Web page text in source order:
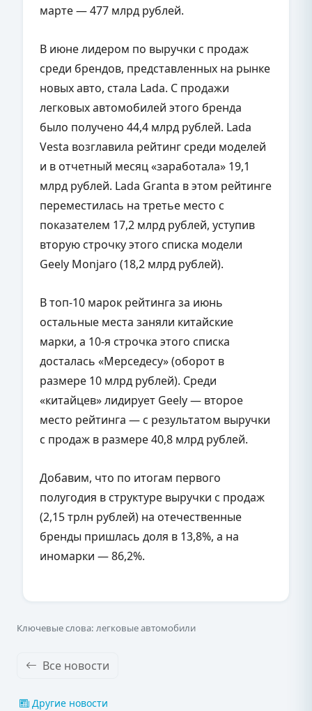
марте — 477 млрд рублей.
В июне лидером по выручки с продаж
среди брендов, представленных на рынке
новых авто, стала Lada. С продажи
легковых автомобилей этого бренда
было получено 44,4 млрд рублей. Lada
Vesta возглавила рейтинг среди моделей
и в отчетный месяц «заработала» 19,1
млрд рублей. Lada Granta в этом рейтинге
переместилась на третье место с
показателем 17,2 млрд рублей, уступив
вторую строчку этого списка модели
Geely Monjaro (18,2 млрд рублей).
В топ-10 марок рейтинга за июнь
остальные места заняли китайские
марки, а 10-я строчка этого списка
досталась «Мерседесу» (оборот в
размере 10 млрд рублей). Среди
«китайцев» лидирует Geely — второе
место рейтинга — с результатом выручки
с продаж в размере 40,8 млрд рублей.
Добавим, что по итогам первого
полугодия в структуре выручки с продаж
(2,15 трлн рублей) на отечественные
бренды пришлась доля в 13,8%, а на
иномарки — 86,2%.
Ключевые слова: легковые автомобили
Все новости
Другие новости